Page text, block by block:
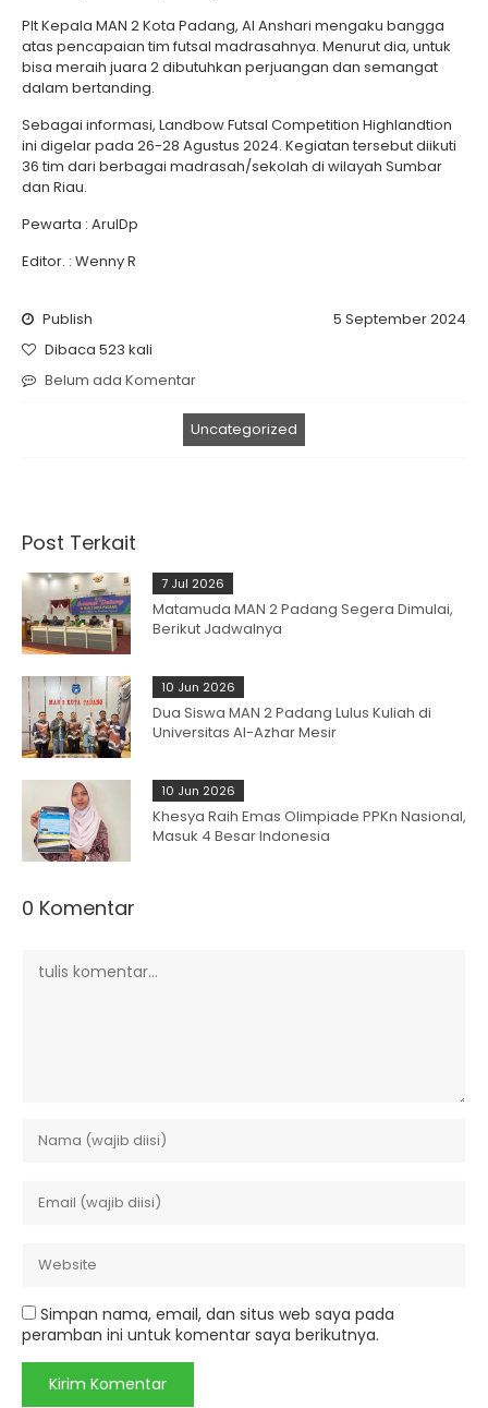
Plt Kepala MAN 2 Kota Padang, Al Anshari mengaku bangga
atas pencapaian tim futsal madrasahnya. Menurut dia, untuk
bisa meraih juara 2 dibutuhkan perjuangan dan semangat
dalam bertanding.
Sebagai informasi, Landbow Futsal Competition Highlandtion
ini digelar pada 26-28 Agustus 2024. Kegiatan tersebut diikuti
36 tim dari berbagai madrasah/sekolah di wilayah Sumbar
dan Riau.
Pewarta : ArulDp
Editor. : Wenny R
Publish
5 September 2024
Dibaca 523 kali
Belum ada Komentar
Uncategorized
Post Terkait
7 Jul 2026
Matamuda MAN 2 Padang Segera Dimulai,
Berikut Jadwalnya
10 Jun 2026
Dua Siswa MAN 2 Padang Lulus Kuliah di
Universitas Al-Azhar Mesir
10 Jun 2026
Khesya Raih Emas Olimpiade PPKn Nasional,
Masuk 4 Besar Indonesia
0 Komentar
Simpan nama, email, dan situs web saya pada
peramban ini untuk komentar saya berikutnya.